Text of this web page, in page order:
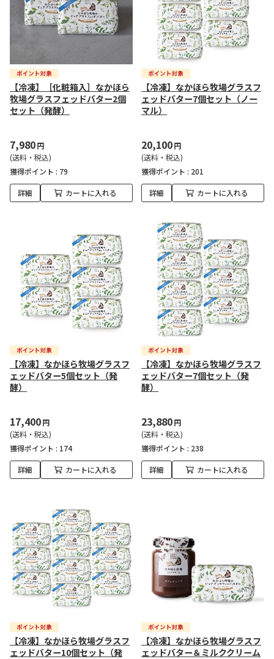
【冷凍】［化粧箱入］なかほら
牧場グラスフェッドバター2個
セット（発酵）
7,980円
(送料・税込)
獲得ポイント : 79
詳細 カートに入れる
【冷凍】なかほら牧場グラスフ
ェッドバター7個セット（ノー
マル）
20,100円
(送料・税込)
獲得ポイント : 201
詳細 カートに入れる
【冷凍】なかほら牧場グラスフ
ェッドバター5個セット（発
酵）
17,400円
(送料・税込)
獲得ポイント : 174
詳細 カートに入れる
【冷凍】なかほら牧場グラスフ
ェッドバター7個セット（発
酵）
23,880円
(送料・税込)
獲得ポイント : 238
詳細 カートに入れる
【冷凍】なかほら牧場グラスフ
ェッドバター10個セット（発
【冷凍】なかほら牧場グラスフ
ェッドバター＆ミルククリーム